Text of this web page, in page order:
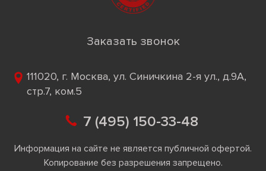
Заказать звонок
111020, г. Москва, ул. Синичкина 2-я ул., д.9А,
стр.7, ком.5
7 (495) 150-33-48
Информация на сайте не является публичной офертой.
Копирование без разрешения запрещено.